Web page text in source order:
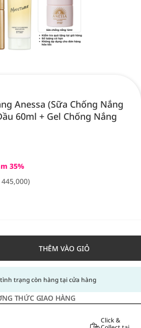
Anessa (Sữa Chống Nắng
60ml + Gel Chống Nắng
35%
THÊM VÀO GIỎ
trạng còn hàng tại cửa hàng
THỨC GIAO HÀNG
Click &